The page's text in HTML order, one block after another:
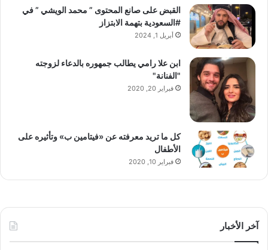
القبض على صانع المحتوى ” محمد الويشي ” في
#السعودية بتهمة الابتزاز
أبريل 1, 2024
ابن علا رامي يطالب جمهوره بالدعاء لزوجته
"الفنانة"
فبراير 20, 2020
كل ما تريد معرفته عن «فيتامين ب» وتأثيره على
الأطفال
فبراير 10, 2020
آخر الأخبار